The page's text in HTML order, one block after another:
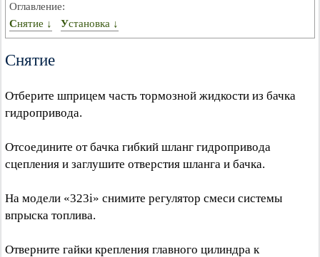
Оглавление:
Снятие ↓
Установка ↓
Снятие
Отберите шприцем часть тормозной жидкости из бачка
гидропривода.
Отсоедините от бачка гибкий шланг гидропривода
сцепления и заглушите отверстия шланга и бачка.
На модели «323i» снимите регулятор смеси системы
впрыска топлива.
Отверните гайки крепления главного цилиндра к